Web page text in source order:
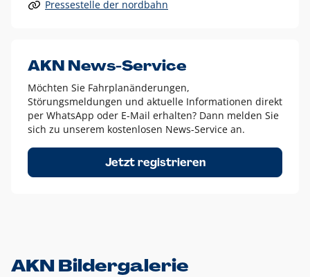
Alle anderen Logo-Varianten dürfen nur in Ausnahmefällen
Diese Ausnahmen sind zum Beispiel:
dem AKN Blau,
weißes Logo auf Fotohintergründen,
schwarzes Logo für reine Schwarz-Weiß-Umsetzungen
Um das Logo herum muss ein Schutzraum von jeweils einer
Höhe bzw. Breite des N aus AKN in alle Richtungen
Pressestelle der nordbahn
AKN News-Service
Möchten Sie Fahrplanänderungen,
Störungsmeldungen und aktuelle Informationen direkt
per WhatsApp oder E-Mail erhalten? Dann melden Sie
sich zu unserem kostenlosen News-Service an.
Jetzt registrieren
AKN Bildergalerie